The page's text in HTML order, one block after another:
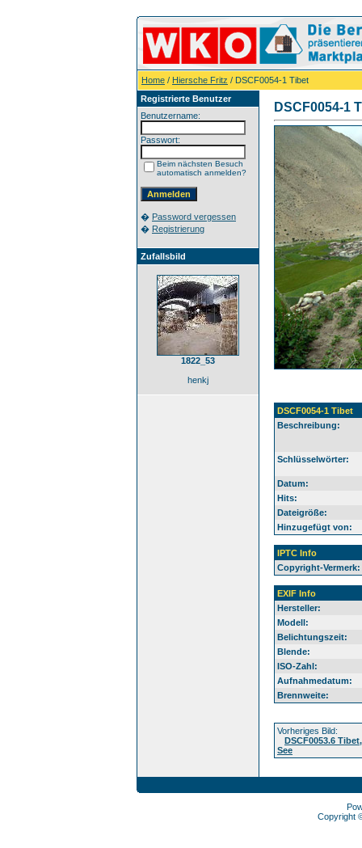
Home / Hiersche Fritz / DSCF0054-1 Tibet
Registrierte Benutzer
Benutzername:
Passwort:
Beim nächsten Besuch
automatisch anmelden?
� Password vergessen
� Registrierung
Zufallsbild
1822_53
henkj
DSCF0054-1
DSCF0054-1 Tibet
Beschreibung:
Schlüsselwörter:
Datum:
Hits:
Dateigröße:
Hinzugefügt von:
IPTC Info
Copyright-Vermerk:
EXIF Info
Hersteller:
Modell:
Belichtungszeit:
Blende:
ISO-Zahl:
Aufnahmedatum:
Brennweite:
Vorheriges Bild:
DSCF0053.6
See
Copyright